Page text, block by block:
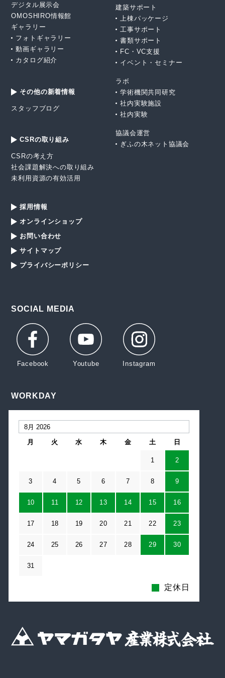
建築サポート
上棟パッケージ
工事サポート
書類サポート
FC・VC支援
イベント・セミナー
ラボ
学術機関共同研究
社内実験施設
社内実験
協議会運営
ぎふの木ネット協議会
デジタル展示会
OMOSHIRO情報館
ギャラリー
フォトギャラリー
動画ギャラリー
カタログ紹介
その他の新着情報
スタッフブログ
CSRの取り組み
CSRの考え方
社会課題解決への取り組み
未利用資源の有効活用
採用情報
オンラインショップ
お問い合わせ
サイトマップ
プライバシーポリシー
SOCIAL MEDIA
WORKDAY
月 火 水 木 金 土 日
1 2
3 4 5 6 7 8 9
10 11 12 13 14 15 16
17 18 19 20 21 22 23
24 25 26 27 28 29 30
31